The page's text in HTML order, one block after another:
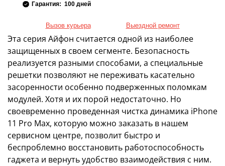
Гарантия: 100 дней
Вызов курьера Выездной ремонт
Эта серия Айфон считается одной из наиболее
защищенных в своем сегменте. Безопасность
реализуется разными способами, а специальные
решетки позволяют не переживать касательно
засоренности особенно подверженных поломкам
модулей. Хотя и их порой недостаточно. Но
своевременно проведенная чистка динамика iPhone
11 Pro Max, которую можно заказать в нашем
сервисном центре, позволит быстро и
беспроблемно восстановить работоспособность
гаджета и вернуть удобство взаимодействия с ним.